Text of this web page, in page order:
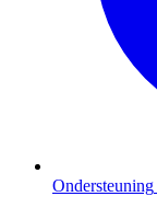
Ondersteuning